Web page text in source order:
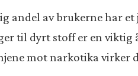
andel av brukerne har
til dyrt stoff er en
mot narkotika virker